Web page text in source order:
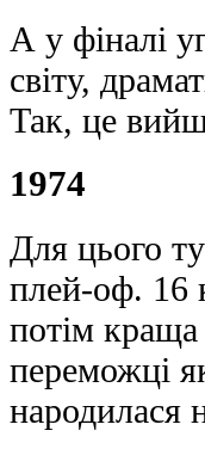
А у фіналі
світу,
Так, це
1974
Для цього
плей-оф. 16
потім
переможці
народилася